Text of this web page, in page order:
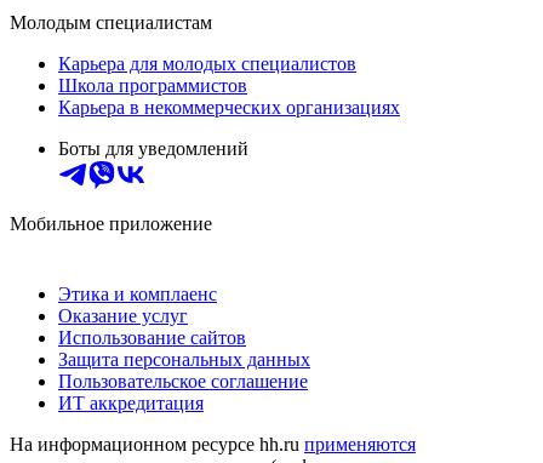
Молодым специалистам
Карьера для молодых специалистов
Школа программистов
Карьера в некоммерческих организациях
Боты для уведомлений
Мобильное приложение
Этика и комплаенс
Оказание услуг
Использование сайтов
Защита персональных данных
Пользовательское соглашение
ИТ аккредитация
На информационном ресурсе hh.ru применяются